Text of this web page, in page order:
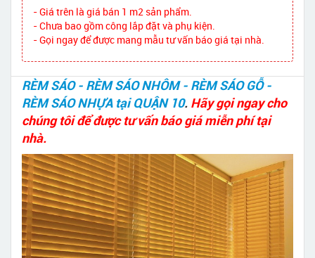
- Giá trên là giá bán 1 m2 sản phẩm.
- Chưa bao gồm công lắp đặt và phụ kiện.
- Gọi ngay để được mang mẫu tư vấn báo giá tại nhà.
RÈM SÁO - RÈM SÁO NHÔM - RÈM SÁO GỖ -
RÈM SÁO NHỰA tại QUẬN 10. Hãy gọi ngay cho
chúng tôi để được tư vấn báo giá miễn phí tại
nhà.